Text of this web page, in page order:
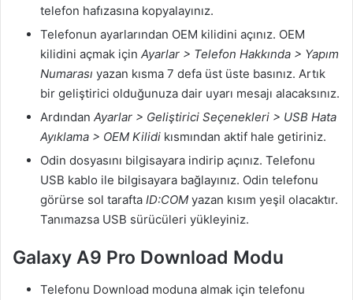
telefon hafızasına kopyalayınız.
Telefonun ayarlarından OEM kilidini açınız. OEM
kilidini açmak için Ayarlar > Telefon Hakkında > Yapım
Numarası yazan kısma 7 defa üst üste basınız. Artık
bir geliştirici olduğunuza dair uyarı mesajı alacaksınız.
Ardından Ayarlar > Geliştirici Seçenekleri > USB Hata
Ayıklama > OEM Kilidi kısmından aktif hale getiriniz.
Odin dosyasını bilgisayara indirip açınız. Telefonu
USB kablo ile bilgisayara bağlayınız. Odin telefonu
görürse sol tarafta ID:COM yazan kısım yeşil olacaktır.
Tanımazsa USB sürücüleri yükleyiniz.
Galaxy A9 Pro Download Modu
Telefonu Download moduna almak için telefonu